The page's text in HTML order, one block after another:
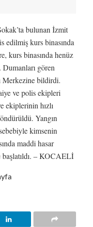
bulunan İzmit
edilmiş kurs binasında
kurs binasında henüz
Dumanları gören
Merkezine bildirdi.
ve polis ekipleri
ekiplerinin hızlı
Yangın
kimsenin
maddi hasar
– KOCAELİ